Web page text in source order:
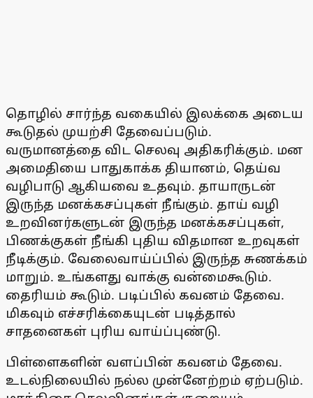
தொழில் சார்ந்த வகையில் இலக்கை அடைய
கூடுதல் முயற்சி தேவைப்படும்.
வருமானத்தை விட செலவு அதிகரிக்கும். மன
அமைதியை பாதுகாக்க தியானம், தெய்வ
வழிபாடு ஆகியவை உதவும். தாயாருடன்
இருந்த மனக்கசப்புகள் நீங்கும். தாய் வழி
உறவினர்களுடன் இருந்த மனக்கசப்புகள்,
பிணக்குகள் நீங்கி புதிய விதமான உறவுகள்
நீடிக்கும். வேலைவாய்ப்பில் இருந்த சுணக்கம்
மாறும். உங்களது வாக்கு வன்மைகூடும்.
தைரியம் கூடும். படிப்பில் கவனம் தேவை.
மிகவும் எச்சரிக்கையுடன் படித்தால்
சாதனைகள் புரிய வாய்ப்புண்டு்.
பிள்ளைகளின் வளப்பின் கவனம் தேவை.
உடல்நிலையில் நல்ல முன்னேற்றம் ஏற்படும்.